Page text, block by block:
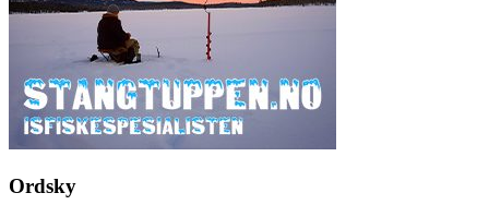
Ordsky